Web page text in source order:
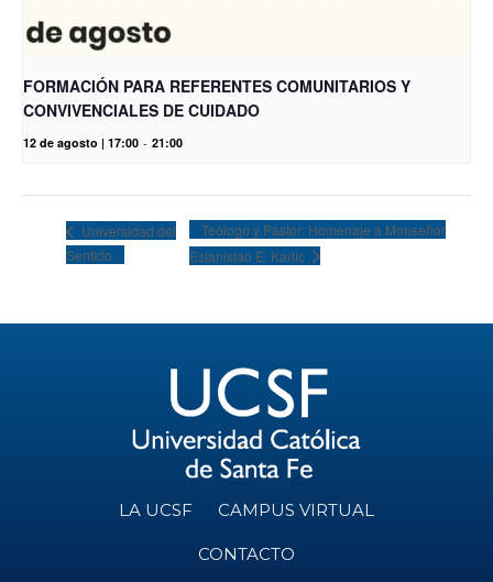
FORMACIÓN PARA REFERENTES COMUNITARIOS Y
CONVIVENCIALES DE CUIDADO
12 de agosto | 17:00 - 21:00
Universidad del
Sentido
Teólogo y Pastor: Homenaje a Monseñor
Estanislao E. Karlic
LA UCSF CAMPUS VIRTUAL
CONTACTO